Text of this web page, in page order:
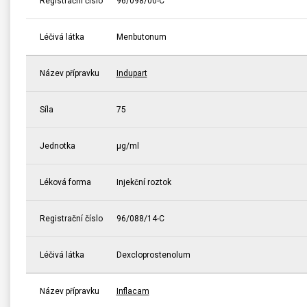
Léčivá látka Menbutonum
Název přípravku Indupart
Síla 75
Jednotka μg/ml
Léková forma Injekční roztok
Registrační číslo 96/088/14-C
Léčivá látka Dexcloprostenolum
Název přípravku Inflacam